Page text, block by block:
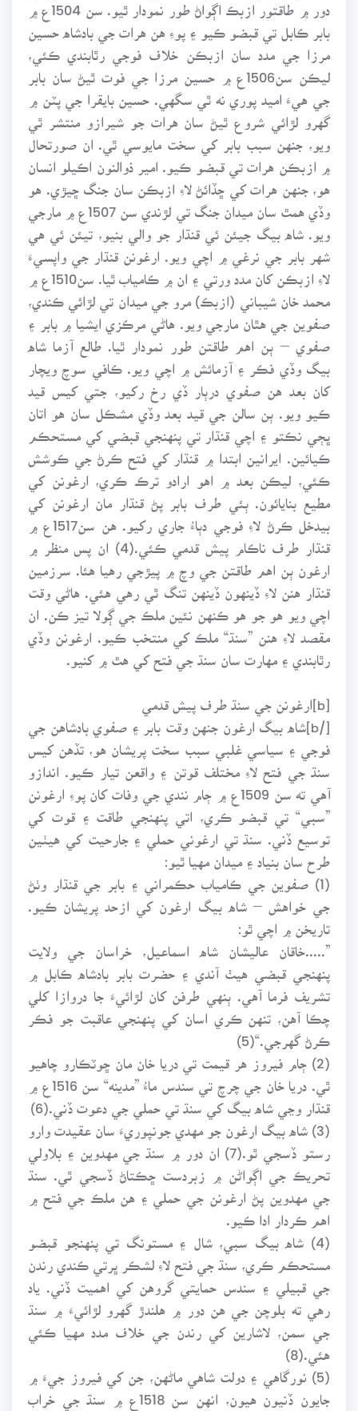
بابر ڪابل تي قبضو ڪيو ۽ پوءِ هن هرات جي بادشاه حسين
مرزا جي مدد سان ازبڪن خلاف فوجي رٿابندي ڪئي،
ليڪن سن1506ع ۾ حسين مرزا جي فوت ٿيڻ سان بابر
جي هيءَ اميد پوري نه ٿي سگهي. حسين بايقرا جي پٽن ۾
گهرو لڙائي شروع ٿيڻ سان هرات جو شيرازو منتشر ٿي
ويو، جنهن سبب بابر کي سخت مايوسي ٿي. ان صورتحال
۾ ازبڪن هرات تي قبضو ڪيو. امير ذوالنون اڪيلو انسان
هو، جنهن هرات کي ڇڏائڻ لاءِ ازبڪن سان جنگ ڇيڙي. هو
وڏي همٿ سان ميدان جنگ تي لڙندي سن 1507ع ۾ مارجي
ويو. شاه بيگ جيئن ئي قنڌار جو والي بنيو، تيئن ئي هي
شهر بابر جي نرغي ۾ اچي ويو. ارغونن قنڌار جي واپسيءَ
محمد خان شيباني (ازبڪ) مرو جي ميدان تي لڙائي ڪندي،
صفوين جي هٿان مارجي ويو. هاڻي مرڪزي ايشيا ۾ بابر ۽
صفوي – ٻن اهم طاقتن طور نمودار ٿيا. طالع آزما شاه
بيگ وڏي فڪر ۽ آزمائش ۾ اچي ويو. ڪافي سوچ ويچار
کان بعد هن صفوي درٻار ڏي رخ رکيو، جتي کيس قيد
ڪيو ويو. ٻن سالن جي قيد بعد وڏي مشڪل سان هو اتان
ڀڄي نڪتو ۽ اچي قنڌار تي پنهنجي قبضي کي مستحڪم
ڪيائين. ايرانين ابتدا ۾ قنڌار کي فتح ڪرڻ جي ڪوشش
ڪئي، ليڪن بعد ۾ اهو ارادو ترڪ ڪري، ارغونن کي
مطيع بنايائون. ٻئي طرف بابر پڻ قنڌار مان ارغونن کي
قنڌار طرف ناڪام پيش قدمي ڪئي.(4) ان پس منظر ۾
ارغون ٻن اهم طاقتن جي وچ ۾ پيڙجي رهيا هئا. سرزمين
قنڌار هنن لاءِ ڏينهون ڏينهن تنگ ٿي رهي هئي. هاڻي وقت
اچي ويو هو جو هو ڪنهن نئين ملڪ جي ڳولا تيز ڪن. ان
مقصد لاءِ هنن ”سنڌ“ ملڪ کي منتخب ڪيو. ارغونن وڏي
رٿابندي ۽ مهارت سان سنڌ جي فتح کي هٿ ۾ کنيو.
[b]ارغونن جي سنڌ طرف پيش قدمي
[/b]شاه بيگ ارغون جنهن وقت بابر ۽ صفوي بادشاهن جي
فوجي ۽ سياسي غلبي سبب سخت پريشان هو، تڏهن کيس
سنڌ جي فتح لاءِ مختلف قوتن ۽ واقعن تيار ڪيو. اندازو
آهي ته سن 1509ع ۾ ڄام نندي جي وفات کان پوءِ ارغونن
”سبي“ تي قبضو ڪري، اتي پنهنجي طاقت ۽ قوت کي
توسيع ڏني. سنڌ تي ارغوني حملي ۽ جارحيت کي هيٺين
طرح سان بنياد ۽ ميدان مهيا ٿيو:
(1) صفوين جي ڪامياب حڪمراني ۽ بابر جي قنڌار وٺڻ
جي خواهش – شاه بيگ ارغون کي ازحد پريشان ڪيو.
تاريخن ۾ اچي ٿو:
”.....خاقان عاليشان شاه اسماعيل، خراسان جي ولايت
پنهنجي قبضي هيٺ آندي ۽ حضرت بابر بادشاه ڪابل ۾
تشريف فرما آهي. ٻنهي طرفن کان لڙائيءَ جا دروازا کلي
چڪا آهن، تنهن ڪري اسان کي پنهنجي عاقبت جو فڪر
ڪرڻ گهرجي.“(5)
(2) ڄام فيروز هر قيمت تي دريا خان مان ڇوٽڪارو چاهيو
قنڌار وڃي شاه بيگ کي سنڌ تي حملي جي دعوت ڏني.(6)
(3) شاه بيگ ارغون جو مهدي جونپوريءَ سان عقيدت وارو
رستو ڏسجي ٿو.(7) ان دور ۾ سنڌ جي مهدوين ۽ بلاولي
تحريڪ جي اڳواڻن ۾ زبردست ڇڪتاڻ ڏسجي ٿي. سنڌ
جي مهدوين پڻ ارغونن جي حملي ۽ هن ملڪ جي فتح ۾
اهم ڪردار ادا ڪيو.
(4) شاه بيگ سبي، شال ۽ مستونگ تي پنهنجو قبضو
مستحڪم ڪري، سنڌ جي فتح لاءِ لشڪر ڀرتي ڪندي رندن
جي قبيلي ۽ سندس حمايتي گروهن کي اهميت ڏني. ياد
رهي ته بلوچن جي هن دور ۾ هلندڙ گهرو لڙائيءَ ۾ سنڌ
جي سمن، لاشارين کي رندن جي خلاف مدد مهيا ڪئي
هئي.(8)
(5) نورگاهي ۽ دولت شاهي ماڻهن، جن کي فيروز جيءَ ۾
جايون ڏنيون هيون، انهن سن 1518ع ۾ سنڌ جي خراب